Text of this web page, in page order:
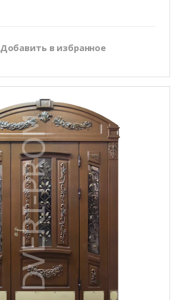
Добавить в избранное